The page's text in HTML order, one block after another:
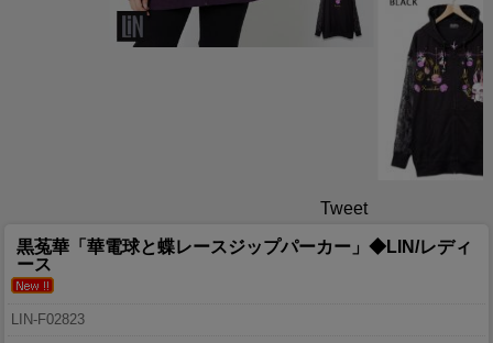
Tweet
黒菟華「華電球と蝶レースジップパーカー」◆LIN/レディ
ース
LIN-F02823